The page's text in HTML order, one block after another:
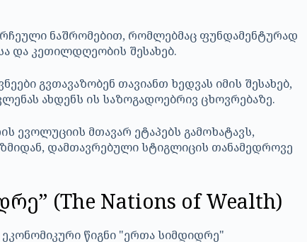
ნაშრომებით, რომლებმაც ფუნდამენტურად
და კეთილდღეობის შესახებ.
გვთავაზობენ თავიანთ ხედვას იმის შესახებ,
ახდენს ის საზოგადოებრივ ცხოვრებაზე.
ევოლუციის მთავარ ეტაპებს გამოხატავს,
დამთავრებული სტიგლიცის თანამედროვე
(The Nations of Wealth)